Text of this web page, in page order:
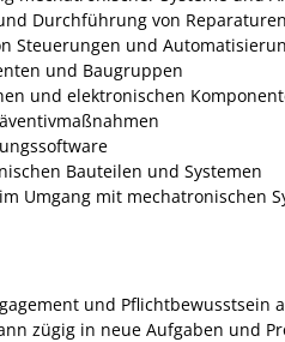
Durchführung von Reparaturen
Steuerungen und
und Baugruppen
und elektronischen
Bauteilen und Systemen
Umgang mit mechatronischen
und Pflichtbewusstsein
zügig in neue Aufgaben und